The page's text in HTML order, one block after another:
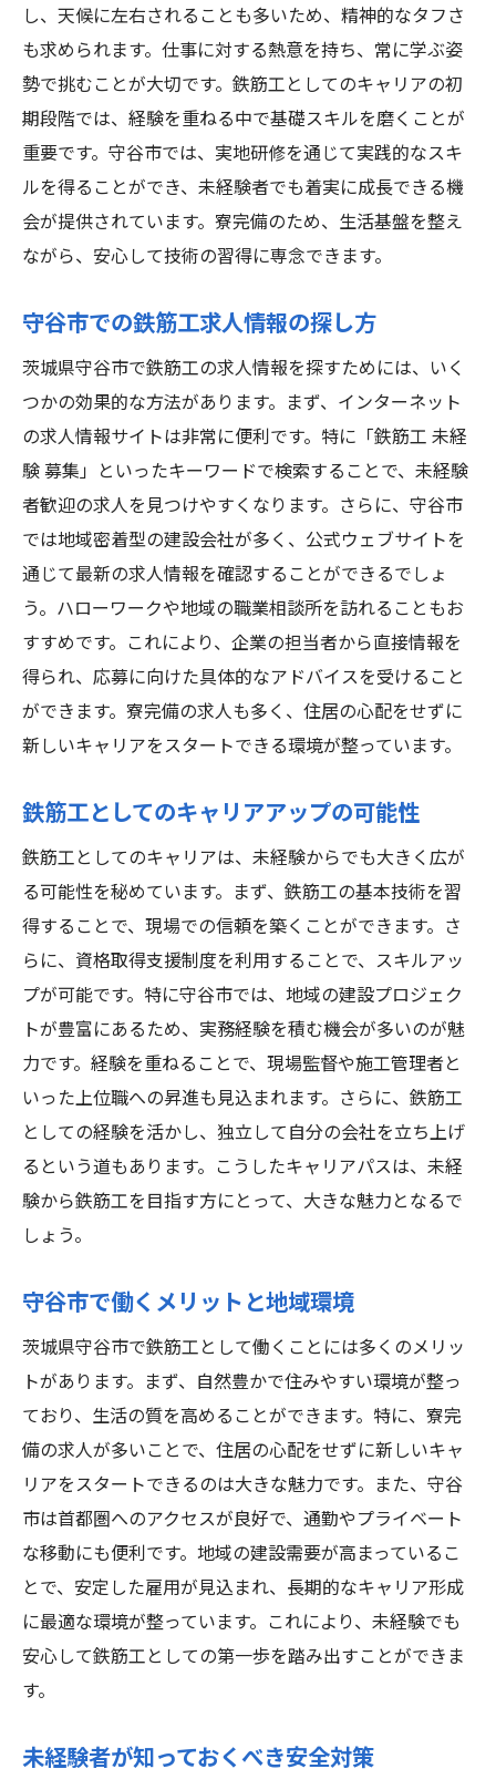
未経験者向けのサポート体制
守谷市での求人情報の得方
転職前に知っておくべき重要ポイント
求人に応募する際の注意点
経験を積むための効果的な方法
守谷市での求人選びのポイント
鉄筋工になる第一歩！守谷市での未経験者向け
募集要項の確認と応募手順
未経験者が持つべき心構え
研修制度とキャリアサポート
応募者に求められる基本条件
寮生活での注意事項
守谷市での生活費と給与の比較
守谷市で鉄筋工としての新生活を始めるための
ポイント
新しい環境への適応方法
守谷市での地域生活の利点
地元の文化とコミュニティに溶け込む
鉄筋工としてのスキルアップ方法
地域のイベントとリクリエーション
未経験でも安心！守谷市での鉄筋工の仕事環境
と生活の利点
快適な生活環境の魅力
仕事環境での安全対策
守谷市で利用できる公共サービス
働きやすい労働環境の構築
未経験者が馴染みやすい職場文化
守谷市での健康維持と医療サービス
し、天候に左右されることも多いため、精神的なタフさ
も求められます。仕事に対する熱意を持ち、常に学ぶ姿
勢で挑むことが大切です。鉄筋工としてのキャリアの初
期段階では、経験を重ねる中で基礎スキルを磨くことが
重要です。守谷市では、実地研修を通じて実践的なスキ
ルを得ることができ、未経験者でも着実に成長できる機
会が提供されています。寮完備のため、生活基盤を整え
ながら、安心して技術の習得に専念できます。
守谷市での鉄筋工求人情報の探し方
茨城県守谷市で鉄筋工の求人情報を探すためには、いく
つかの効果的な方法があります。まず、インターネット
の求人情報サイトは非常に便利です。特に「鉄筋工 未経
験 募集」といったキーワードで検索することで、未経験
者歓迎の求人を見つけやすくなります。さらに、守谷市
では地域密着型の建設会社が多く、公式ウェブサイトを
通じて最新の求人情報を確認することができるでしょ
う。ハローワークや地域の職業相談所を訪れることもお
すすめです。これにより、企業の担当者から直接情報を
得られ、応募に向けた具体的なアドバイスを受けること
ができます。寮完備の求人も多く、住居の心配をせずに
新しいキャリアをスタートできる環境が整っています。
鉄筋工としてのキャリアアップの可能性
鉄筋工としてのキャリアは、未経験からでも大きく広が
る可能性を秘めています。まず、鉄筋工の基本技術を習
得することで、現場での信頼を築くことができます。さ
らに、資格取得支援制度を利用することで、スキルアッ
プが可能です。特に守谷市では、地域の建設プロジェク
トが豊富にあるため、実務経験を積む機会が多いのが魅
力です。経験を重ねることで、現場監督や施工管理者と
いった上位職への昇進も見込まれます。さらに、鉄筋工
としての経験を活かし、独立して自分の会社を立ち上げ
るという道もあります。こうしたキャリアパスは、未経
験から鉄筋工を目指す方にとって、大きな魅力となるで
しょう。
守谷市で働くメリットと地域環境
茨城県守谷市で鉄筋工として働くことには多くのメリッ
トがあります。まず、自然豊かで住みやすい環境が整っ
ており、生活の質を高めることができます。特に、寮完
備の求人が多いことで、住居の心配をせずに新しいキャ
リアをスタートできるのは大きな魅力です。また、守谷
市は首都圏へのアクセスが良好で、通勤やプライベート
な移動にも便利です。地域の建設需要が高まっているこ
とで、安定した雇用が見込まれ、長期的なキャリア形成
に最適な環境が整っています。これにより、未経験でも
安心して鉄筋工としての第一歩を踏み出すことができま
す。
未経験者が知っておくべき安全対策